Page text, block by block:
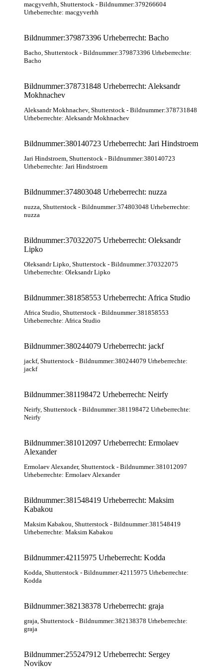
macgyverhh, Shutterstock - Bildnummer:379266604
Urheberrechte: macgyverhh
Bildnummer:379873396 Urheberrecht: Bacho
Bacho, Shutterstock - Bildnummer:379873396 Urheberrechte:
Bacho
Bildnummer:378731848 Urheberrecht: Aleksandr
Mokhnachev
Aleksandr Mokhnachev, Shutterstock - Bildnummer:378731848
Urheberrechte: Aleksandr Mokhnachev
Bildnummer:380140723 Urheberrecht: Jari Hindstroem
Jari Hindstroem, Shutterstock - Bildnummer:380140723
Urheberrechte: Jari Hindstroem
Bildnummer:374803048 Urheberrecht: nuzza
nuzza, Shutterstock - Bildnummer:374803048 Urheberrechte:
nuzza
Bildnummer:370322075 Urheberrecht: Oleksandr
Lipko
Oleksandr Lipko, Shutterstock - Bildnummer:370322075
Urheberrechte: Oleksandr Lipko
Bildnummer:381858553 Urheberrecht: Africa Studio
Africa Studio, Shutterstock - Bildnummer:381858553
Urheberrechte: Africa Studio
Bildnummer:380244079 Urheberrecht: jackf
jackf, Shutterstock - Bildnummer:380244079 Urheberrechte:
jackf
Bildnummer:381198472 Urheberrecht: Neirfy
Neirfy, Shutterstock - Bildnummer:381198472 Urheberrechte:
Neirfy
Bildnummer:381012097 Urheberrecht: Ermolaev
Alexander
Ermolaev Alexander, Shutterstock - Bildnummer:381012097
Urheberrechte: Ermolaev Alexander
Bildnummer:381548419 Urheberrecht: Maksim
Kabakou
Maksim Kabakou, Shutterstock - Bildnummer:381548419
Urheberrechte: Maksim Kabakou
Bildnummer:42115975 Urheberrecht: Kodda
Kodda, Shutterstock - Bildnummer:42115975 Urheberrechte:
Kodda
Bildnummer:382138378 Urheberrecht: graja
graja, Shutterstock - Bildnummer:382138378 Urheberrechte:
graja
Bildnummer:255247912 Urheberrecht: Sergey
Novikov